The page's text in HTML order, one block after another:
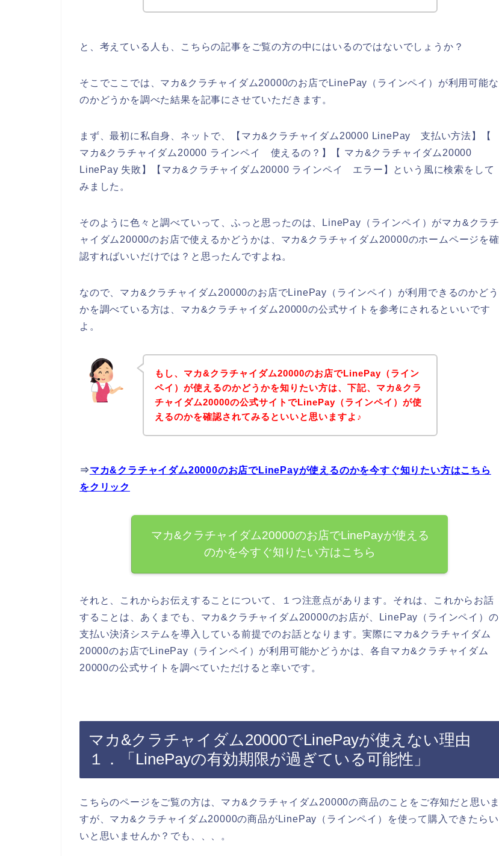
と、考えている人も、こちらの記事をご覧の方の中にはいるのではないでしょうか？
そこでここでは、マカ&クラチャイダム20000のお店でLinePay（ラインペイ）が利用可能な
のかどうかを調べた結果を記事にさせていただきます。
まず、最初に私自身、ネットで、【マカ&クラチャイダム20000 LinePay 支払い方法】【
マカ&クラチャイダム20000 ラインペイ 使えるの？】【 マカ&クラチャイダム20000
LinePay 失敗】【マカ&クラチャイダム20000 ラインペイ エラー】という風に検索をして
みました。
そのように色々と調べていって、ふっと思ったのは、LinePay（ラインペイ）がマカ&クラチ
ャイダム20000のお店で使えるかどうかは、マカ&クラチャイダム20000のホームページを確
認すればいいだけでは？と思ったんですよね。
なので、マカ&クラチャイダム20000のお店でLinePay（ラインペイ）が利用できるのかどう
かを調べている方は、マカ&クラチャイダム20000の公式サイトを参考にされるといいです
よ。
もし、マカ&クラチャイダム20000のお店でLinePay（ライン
ペイ）が使えるのかどうかを知りたい方は、下記、マカ&クラ
チャイダム20000の公式サイトでLinePay（ラインペイ）が使
えるのかを確認されてみるといいと思いますよ♪
⇒マカ&クラチャイダム20000のお店でLinePayが使えるのかを今すぐ知りたい方はこちら
をクリック
マカ&クラチャイダム20000のお店でLinePayが使える
のかを今すぐ知りたい方はこちら
それと、これからお伝えすることについて、１つ注意点があります。それは、これからお話
することは、あくまでも、マカ&クラチャイダム20000のお店が、LinePay（ラインペイ）の
支払い決済システムを導入している前提でのお話となります。実際にマカ&クラチャイダム
20000のお店でLinePay（ラインペイ）が利用可能かどうかは、各自マカ&クラチャイダム
20000の公式サイトを調べていただけると幸いです。
マカ&クラチャイダム20000でLinePayが使えない理由
１．「LinePayの有効期限が過ぎている可能性」
こちらのページをご覧の方は、マカ&クラチャイダム20000の商品のことをご存知だと思いま
すが、マカ&クラチャイダム20000の商品がLinePay（ラインペイ）を使って購入できたらい
いと思いませんか？でも、、、。